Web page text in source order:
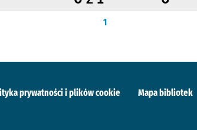
1
prywatności i plików cookie Mapa bibliotek